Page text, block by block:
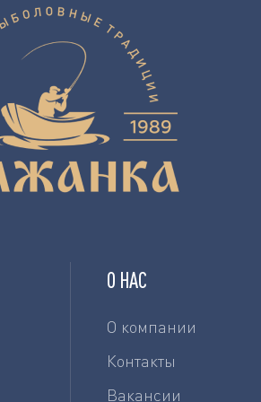
О НАС
О компании
Контакты
Вакансии